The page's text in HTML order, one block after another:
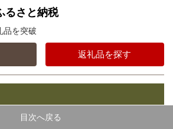
るさと納税
品を突破
返礼品を探す
目次へ戻る